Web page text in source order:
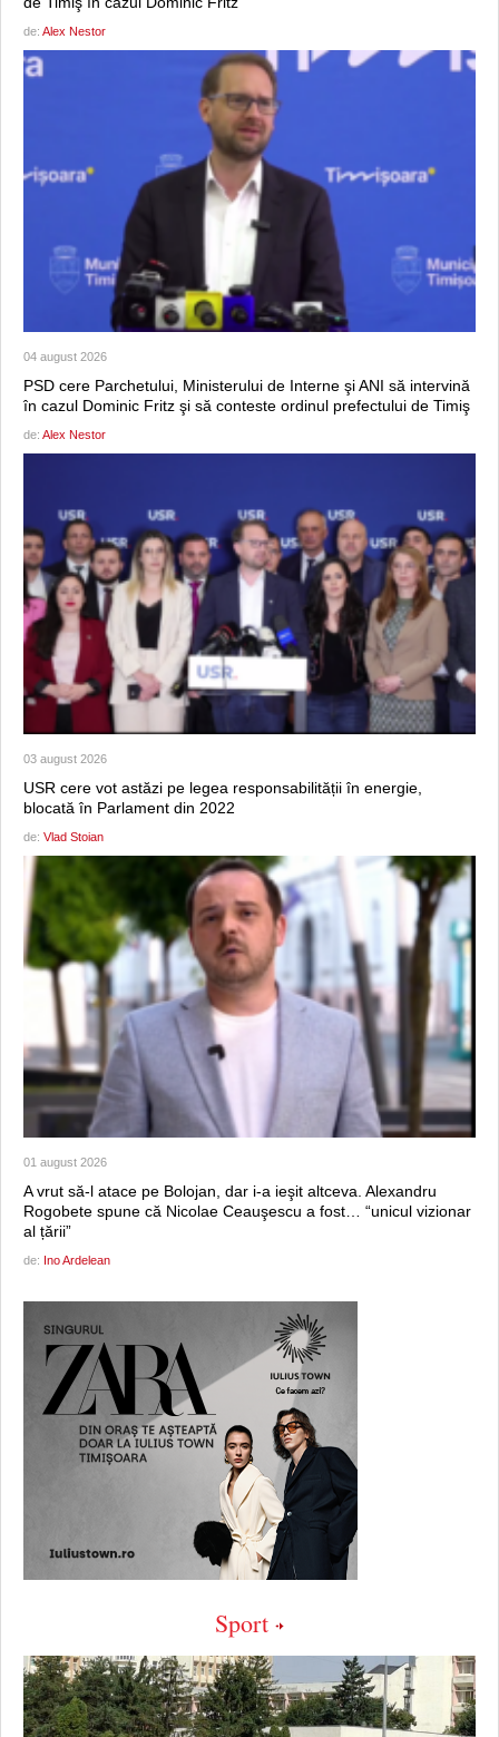
de: Alex Nestor
04 august 2026
PSD cere Parchetului, Ministerului de Interne şi ANI să intervină
în cazul Dominic Fritz şi să conteste ordinul prefectului de Timiş
de: Alex Nestor
03 august 2026
USR cere vot astăzi pe legea responsabilității în energie,
blocată în Parlament din 2022
de: Vlad Stoian
01 august 2026
A vrut să-l atace pe Bolojan, dar i-a ieşit altceva. Alexandru
Rogobete spune că Nicolae Ceauşescu a fost… “unicul vizionar
al țării”
de: Ino Ardelean
Sport